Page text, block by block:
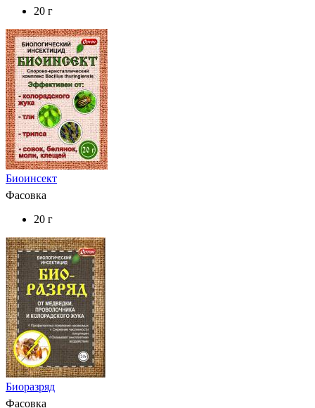
20 г
Биоинсект
Фасовка
20 г
Биоразряд
Фасовка